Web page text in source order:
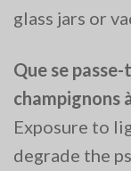
glass jars or
Que se
champignons
Exposure to
degrade the